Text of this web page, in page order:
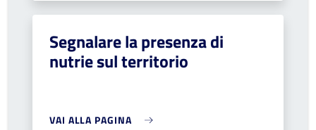
Segnalare la presenza di
nutrie sul territorio
VAI ALLA PAGINA